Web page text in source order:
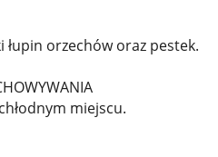
łupin orzechów oraz pestek.
miejscu.